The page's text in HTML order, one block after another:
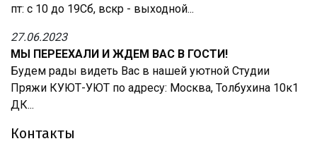
пт: с 10 до 19Сб, вскр - выходной...
27.06.2023
МЫ ПЕРЕЕХАЛИ И ЖДЕМ ВАС В ГОСТИ!
Будем рады видеть Вас в нашей уютной Студии
Пряжи КУЮТ-УЮТ по адресу: Москва, Толбухина 10к1
ДК...
Контакты